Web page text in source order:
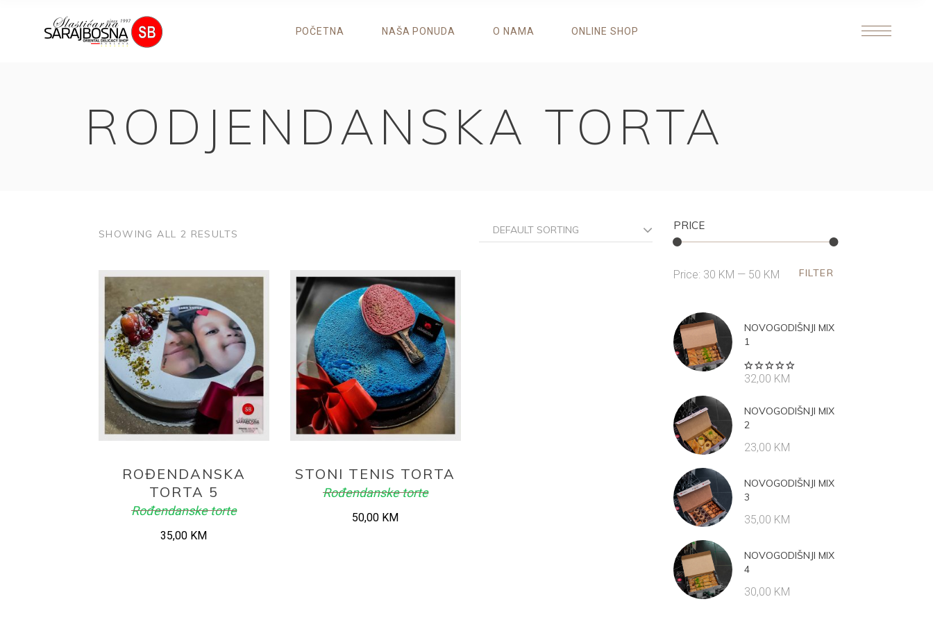
POČETNA NAŠA PONUDA O NAMA ONLINE SHOP
RODJENDANSKA TORTA
SHOWING ALL 2 RESULTS DEFAULT SORTING
ROĐENDANSKA
TORTA 5
Rođendanske torte
35,00 KM
STONI TENIS TORTA
Rođendanske torte
50,00 KM
PRICE
Min
Max
FILTER
Price: 30 KM — 50 KM
NOVOGODIŠNJI MIX
1
5.00out
32,00 KM
NOVOGODIŠNJI MIX
2
23,00 KM
NOVOGODIŠNJI MIX
3
35,00 KM
NOVOGODIŠNJI MIX
4
30,00 KM